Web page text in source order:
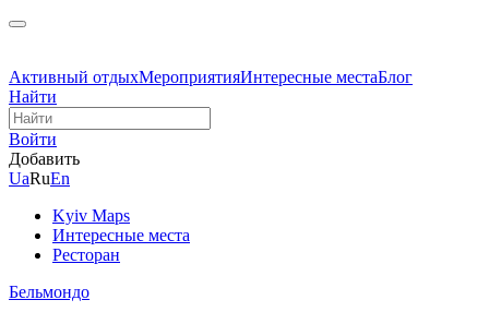
Активный отдыхМероприятияИнтересные местаБлог
Найти
Войти
Добавить
UaRuEn
Kyiv Maps
Интересные места
Ресторан
Бельмондо